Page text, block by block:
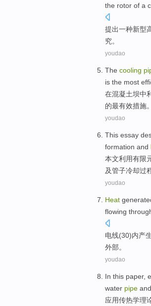
the rotor of a
提出一种新型
究。
youdao
The cooling
is the most
在混凝土坝中
的最有效措施。
youdao
This essay
formation and
本文利用有限
及管子冷却过
youdao
Heat
flowing
电线(30)内产
外部。
youdao
In this paper,
water pipe and
应用传热学理